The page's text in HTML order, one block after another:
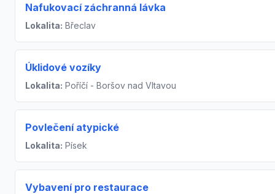
Nafukovací záchranná lávka
Lokalita: Břeclav
Úklidové vozíky
Lokalita: Poříčí - Boršov nad Vltavou
Povlečení atypické
Lokalita: Písek
Vybavení pro restaurace